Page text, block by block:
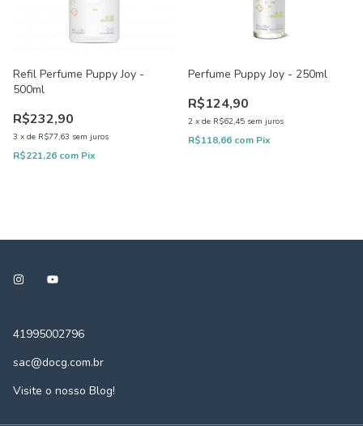
Refil Perfume Puppy Joy -
500ml
R$232,90
3 x de R$77,63 sem juros
R$221,26 com Pix
Perfume Puppy Joy - 250ml
R$124,90
2 x de R$62,45 sem juros
R$118,66 com Pix
41995002796
sac@docg.com.br
Visite o nosso Blog!